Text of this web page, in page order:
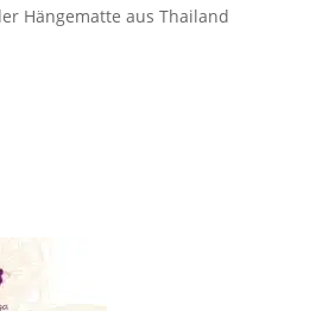
Hängematte aus Thailand